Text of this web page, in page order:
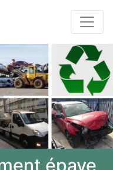
épave